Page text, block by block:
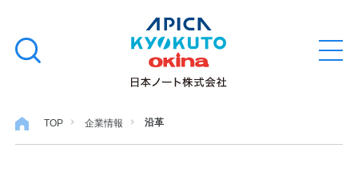
文
キ
ッ
閉
検
る
TOP 企業情報 沿革